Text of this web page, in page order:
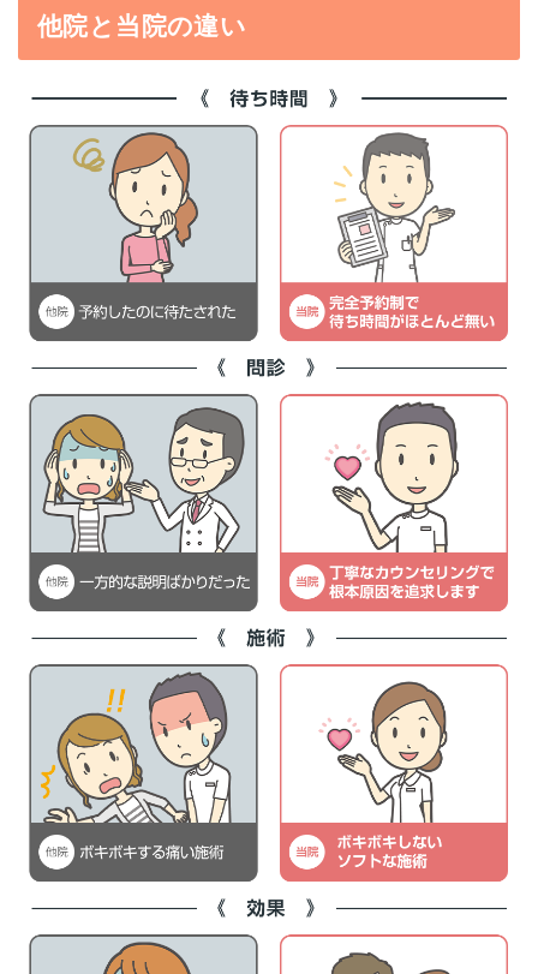
他院と当院の違い